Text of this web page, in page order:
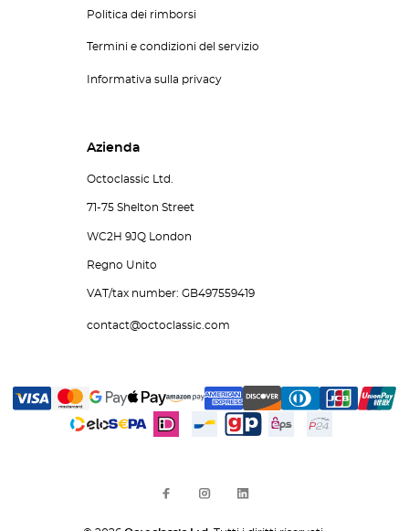
Politica dei rimborsi
Termini e condizioni del servizio
Informativa sulla privacy
Azienda
Octoclassic Ltd.
71-75 Shelton Street
WC2H 9JQ London
Regno Unito
VAT/tax number: GB497559419
contact@octoclassic.com